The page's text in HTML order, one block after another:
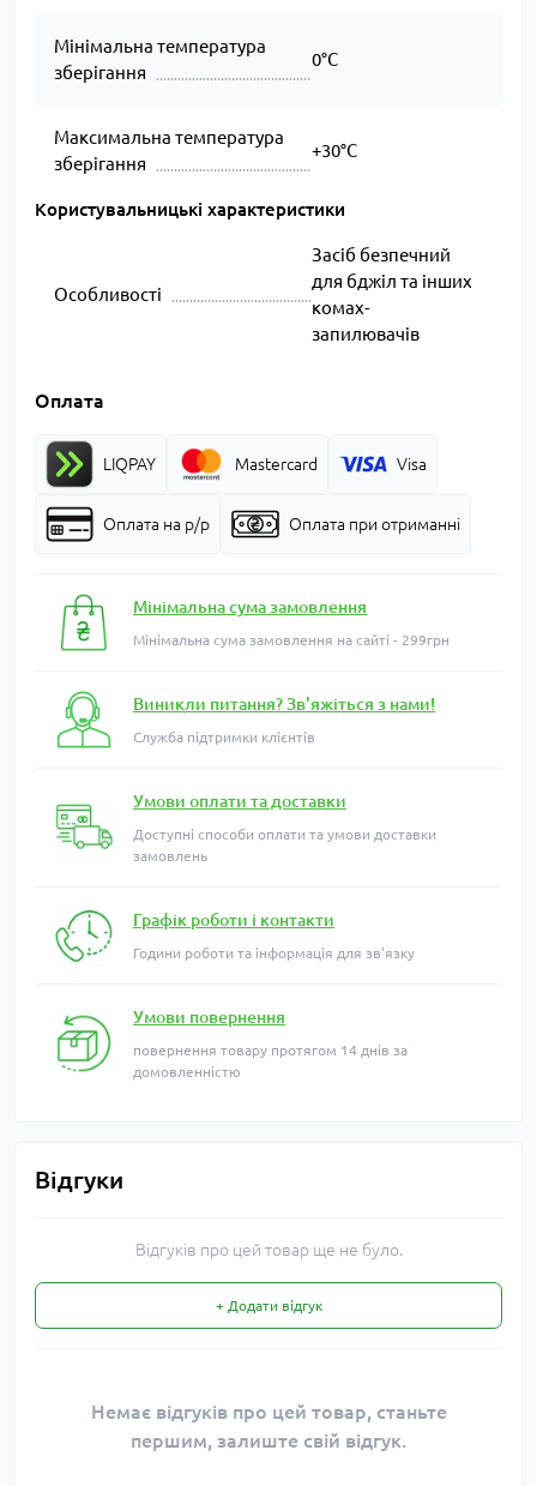
Мінімальна температура
зберігання
0°C
Максимальна температура
зберігання
+30°C
Користувальницькі характеристики
Особливості
Засіб безпечний
для бджіл та інших
комах-
запилювачів
Оплата
LIQPAY Mastercard Visa
Оплата на р/р Оплата при отриманні
Мінімальна сума замовлення
Мінімальна сума замовлення на сайті - 299грн
Виникли питання? Зв'яжіться з нами!
Служба підтримки клієнтів
Умови оплати та доставки
Доступні способи оплати та умови доставки
замовлень
Графік роботи і контакти
Години роботи та інформація для зв'язку
Умови повернення
повернення товару протягом 14 днів за
домовленністю
Відгуки
Відгуків про цей товар ще не було.
+ Додати відгук
Немає відгуків про цей товар, станьте
першим, залиште свій відгук.